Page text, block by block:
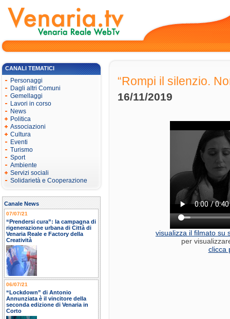
CANALI TEMATICI
Personaggi
Dagli altri Comuni
Gemellaggi
Lavori in corso
News
Politica
Associazioni
Cultura
Eventi
Turismo
Sport
Ambiente
Servizi sociali
Solidarietà e Cooperazione
Canale News
07/07/21
“Prendersi cura”: la campagna di
rigenerazione urbana di Città di
Venaria Reale e Factory della
Creatività
06/07/21
“Lockdown” di Antonio
Annunziata è il vincitore della
seconda edizione di Venaria in
Corto
“Rompi il silenzio.
16/11/2019
visualizza il filmato su
per
clicca